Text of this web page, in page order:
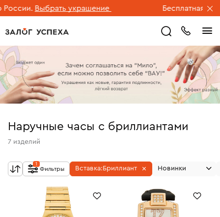
Выбрать украшение Бесплатная
Наручные часы с бриллиантами
7 изделий
Фильтры
1
Вставка: Бриллиант Новинки